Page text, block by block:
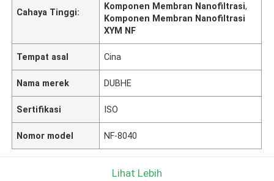
Cahaya Tinggi:
Komponen Membran Nanofiltrasi,
Komponen Membran Nanofiltrasi
XYM NF
Tempat asal Cina
Nama merek DUBHE
Sertifikasi ISO
Nomor model NF-8040
Lihat Lebih